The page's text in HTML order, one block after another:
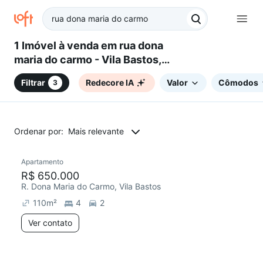
1 Imóvel à venda em rua dona
maria do carmo - Vila Bastos,
Santo André, SP
Filtrar 3 Redecore IA Valor Cômodos
Ordenar por: Mais relevante
Redecorar
Apartamento
R$ 650.000
R. Dona Maria do Carmo, Vila Bastos
110m² 4
2
Ver contato